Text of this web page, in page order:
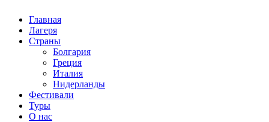
Главная
Лагеря
Страны
Болгария
Греция
Италия
Нидерланды
Фестивали
Туры
О нас